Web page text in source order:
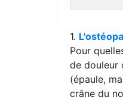
1.
Pour
de douleur
(épaule,
crâne du